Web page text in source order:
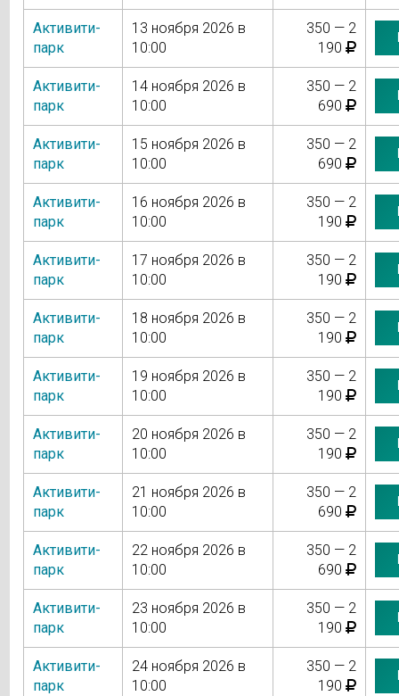
Активити-
парк
13 ноября 2026 в
10:00
350 — 2
190
Активити-
парк
14 ноября 2026 в
10:00
350 — 2
690
Активити-
парк
15 ноября 2026 в
10:00
350 — 2
690
Активити-
парк
16 ноября 2026 в
10:00
350 — 2
190
Активити-
парк
17 ноября 2026 в
10:00
350 — 2
190
Активити-
парк
18 ноября 2026 в
10:00
350 — 2
190
Активити-
парк
19 ноября 2026 в
10:00
350 — 2
190
Активити-
парк
20 ноября 2026 в
10:00
350 — 2
190
Активити-
парк
21 ноября 2026 в
10:00
350 — 2
690
Активити-
парк
22 ноября 2026 в
10:00
350 — 2
690
Активити-
парк
23 ноября 2026 в
10:00
350 — 2
190
Активити-
парк
24 ноября 2026 в
10:00
350 — 2
190